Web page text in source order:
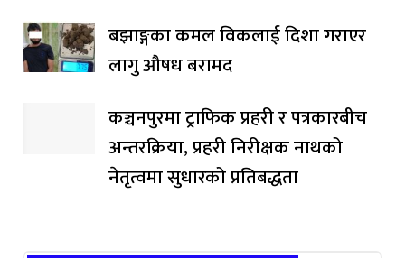
बझाङ्गका कमल विकलाई दिशा गराएर
लागु औषध बरामद
कञ्चनपुरमा ट्राफिक प्रहरी र पत्रकारबीच
अन्तरक्रिया, प्रहरी निरीक्षक नाथको
नेतृत्वमा सुधारको प्रतिबद्धता